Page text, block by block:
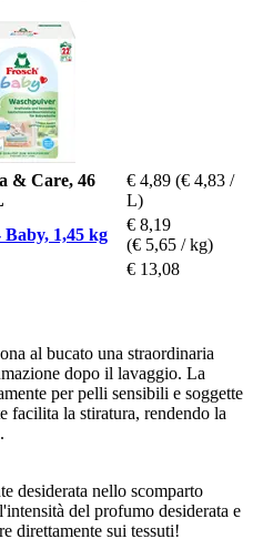
& Care, 46
€ 4,89 (€ 4,83 /
L)
1,45 kg
€ 8,19
(€ 5,65 / kg)
€ 13,08
al bucato una straordinaria
dopo il lavaggio. La
per pelli sensibili e soggette
facilita la stiratura, rendendo la
desiderata nello scomparto
del profumo desiderata e
direttamente sui tessuti!